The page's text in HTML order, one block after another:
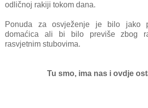
odličnoj rakiji tokom dana.
Ponuda za osvježenje je bilo jako
domaćica ali bi bilo previše zbog
rasvjetnim stubovima.
Tu smo, ima nas i ovdje